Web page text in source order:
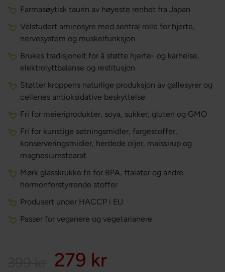
Farmasøytisk taurin av høyeste renhet fra Japan
Velstudert aminosyre med sentral rolle for hjerte,
nervesystem og muskelfunksjon
Brukes tradisjonelt for å støtte hjerte- og karhelse,
elektrolyttbalanse og restitusjon
Støtter kroppens naturlige produksjon av gallesyrer og
cellenes antioksidative beskyttelse
Fri for meieriprodukter, soya, sukker, gluten og GMO
Fri for kunstige søtningsmidler, fargestoffer,
konserveringsmidler, herdede oljer, maissirup og
magnesiumstearat
Mørk glasskrukke fri for BPA, ftalater og andre
hormonforstyrrende stoffer
Produsert under HACCP i EU
Passer for veganere og vegetarianere
279 kr